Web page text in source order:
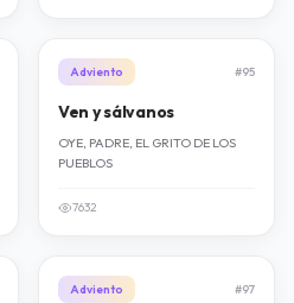
Adviento #95
Ven y sálvanos
OYE, PADRE, EL GRITO DE LOS
PUEBLOS
7632
Adviento #97